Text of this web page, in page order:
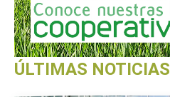
ÚLTIMAS NOTICIAS